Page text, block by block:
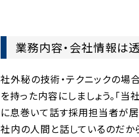
業務内容・会社情報は
社外秘の技術・テクニックの場
を持った内容にしましょう。「
に息巻いて話す採用担当者が居
社内の人間と話しているのだか